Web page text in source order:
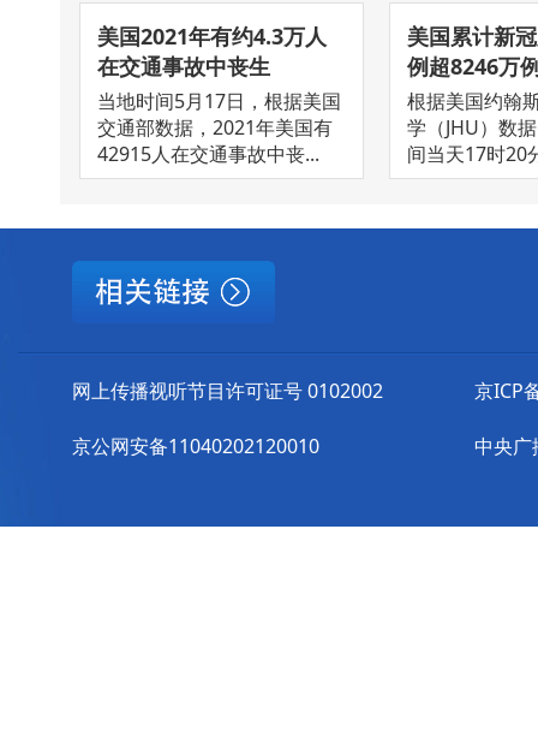
美国2021年有约4.3万人
在交通事故中丧生
当地时间5月17日，根据美国
交通部数据，2021年美国有
42915人在交通事故中丧...
美国累计新
例超8246万
根据美国约翰
学（JHU）数
间当天17时20
网上传播视听节目许可证号 0102002
京公网安备11040202120010
京ICP
中央广